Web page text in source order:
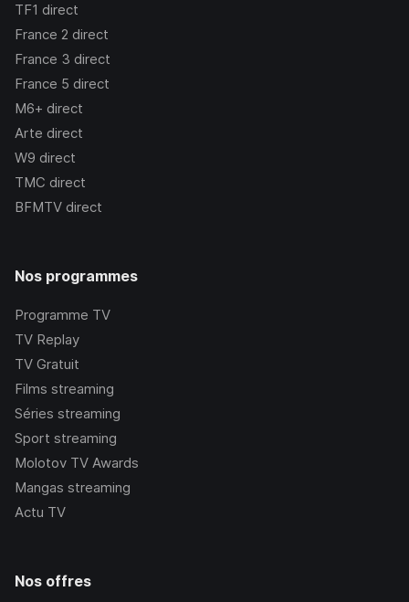
TF1 direct
France 2 direct
France 3 direct
France 5 direct
M6+ direct
Arte direct
W9 direct
TMC direct
BFMTV direct
Nos programmes
Programme TV
TV Replay
TV Gratuit
Films streaming
Séries streaming
Sport streaming
Molotov TV Awards
Mangas streaming
Actu TV
Nos offres